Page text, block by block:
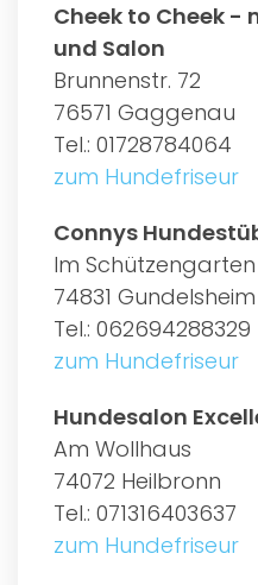
Cheek to Cheek -
und Salon
Brunnenstr. 72
76571 Gaggenau
Tel.: 01728784064
zum Hundefriseur
Connys
Im Schützengarten
74831 Gundelsheim
Tel.: 062694288329
zum Hundefriseur
Hundesalon
Am Wollhaus
74072 Heilbronn
Tel.: 071316403637
zum Hundefriseur